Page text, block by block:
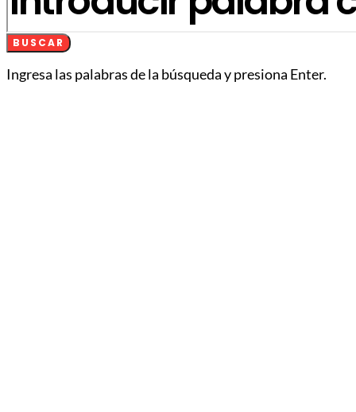
BUSCAR
Ingresa las palabras de la búsqueda y presiona Enter.